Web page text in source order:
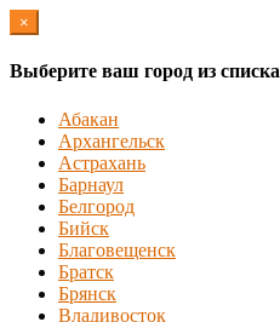
×
Выберите ваш город из списка
Абакан
Архангельск
Астрахань
Барнаул
Белгород
Бийск
Благовещенск
Братск
Брянск
Владивосток